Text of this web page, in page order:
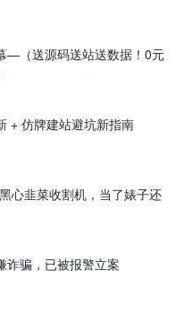
—（送源码送站送数据！0元
+ 仿牌建站避坑新指南
心韭菜收割机，当了婊子还
诈骗，已被报警立案